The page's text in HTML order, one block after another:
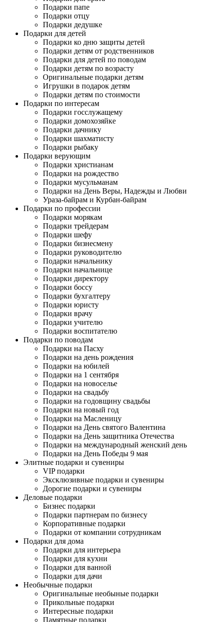
Подарки папе
Подарки отцу
Подарки дедушке
Подарки для детей
Подарки ко дню защиты детей
Подарки детям от родственников
Подарки для детей по поводам
Подарки детям по возрасту
Оригинальные подарки детям
Игрушки в подарок детям
Подарки детям по стоимости
Подарки по интересам
Подарки госслужащему
Подарки домохозяйке
Подарки дачнику
Подарки шахматисту
Подарки рыбаку
Подарки верующим
Подарки христианам
Подарки на рождество
Подарки мусульманам
Подарки на День Веры, Надежды и Любви
Ураза-байрам и Курбан-байрам
Подарки по профессии
Подарки морякам
Подарки трейдерам
Подарки шефу
Подарки бизнесмену
Подарки руководителю
Подарки начальнику
Подарки начальнице
Подарки директору
Подарки боссу
Подарки бухгалтеру
Подарки юристу
Подарки врачу
Подарки учителю
Подарки воспитателю
Подарки по поводам
Подарки на Пасху
Подарки на день рождения
Подарки на юбилей
Подарки на 1 сентября
Подарки на новоселье
Подарки на свадьбу
Подарки на годовщину свадьбы
Подарки на новый год
Подарки на Масленицу
Подарки на День святого Валентина
Подарки на День защитника Отечества
Подарки на международный женский день
Подарки на День Победы 9 мая
Элитные подарки и сувениры
VIP подарки
Эксклюзивные подарки и сувениры
Дорогие подарки и сувениры
Деловые подарки
Бизнес подарки
Подарки партнерам по бизнесу
Корпоративные подарки
Подарки от компании сотрудникам
Подарки для дома
Подарки для интерьера
Подарки для кухни
Подарки для ванной
Подарки для дачи
Необычные подарки
Оригинальные необыные подарки
Прикольные подарки
Интересные подарки
Памятные подарки